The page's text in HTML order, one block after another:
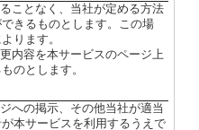
ことなく、当社が定める方法
きるものとします。この場
ります。
内容を本サービスのページ上
のとします。
への掲示、その他当社が適当
本サービスを利用するうえで